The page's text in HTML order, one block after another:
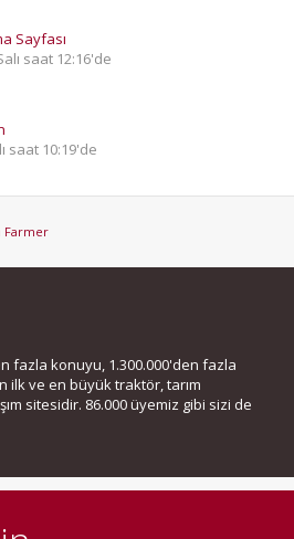
Sayfası
saat 12:16'de
saat 10:19'de
Farmer
fazla konuyu, 1.300.000'den fazla
ilk ve en büyük traktör, tarım
sitesidir. 86.000 üyemiz gibi sizi de